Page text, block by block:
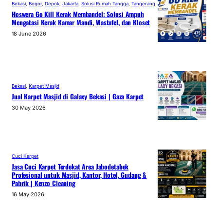
Bekasi Bogor, Depok Jakarta Solusi Rumah Tangga Tangerang
Hoswera Go Kill Kerak Membandel: Solusi Ampuh
Mengatasi Kerak Kamar Mandi, Wastafel, dan Kloset
18 June 2026
Bekasi, Karpet Masjid
Jual Karpet Masjid di Galaxy Bekasi | Gaza Karpet
30 May 2026
Cuci Karpet
Jasa Cuci Karpet Terdekat Area Jabodetabek
Profesional untuk Masjid, Kantor, Hotel, Gudang &
Pabrik | Kenzo Cleaning
16 May 2026